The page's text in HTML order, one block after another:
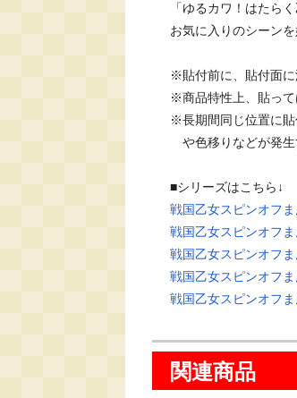
「ゆるカワ！はたら
お気に入りのシーン
※貼付前に、貼付面に
※商品特性上、貼って
※長期間同じ位置に貼
や色移りなどが発生
戦国乙女スピンオフ
戦国乙女スピンオフ
戦国乙女スピンオフ
戦国乙女スピンオフ
戦国乙女スピンオフ
関連商品